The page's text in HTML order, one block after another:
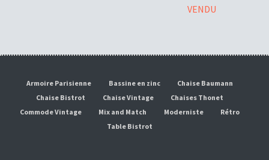
VENDU
Armoire Parisienne Bassine en zinc
Chaise Baumann
Chaise Bistrot
Chaise Vintage
Chaises Thonet
Commode Vintage
Mix and Match Moderniste
Rétro
Table Bistrot